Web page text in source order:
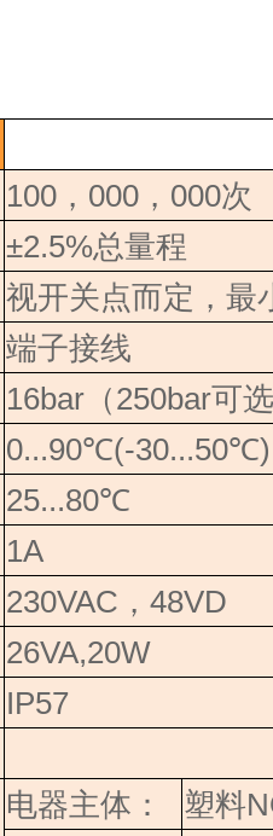
100，000，000次
±2.5%总量程
视开关点而定，最
端子接线
16bar （250bar可
0...90℃(-30...50℃)
25...80℃
1A
230VAC ， 48VD
26VA,20W
IP57
电器主体： 塑料